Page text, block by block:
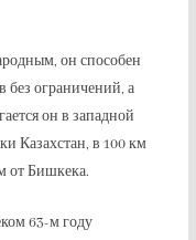
он способен
без ограничений, а
он в западной
Казахстан, в 100 км
от Бишкека.
63-м году